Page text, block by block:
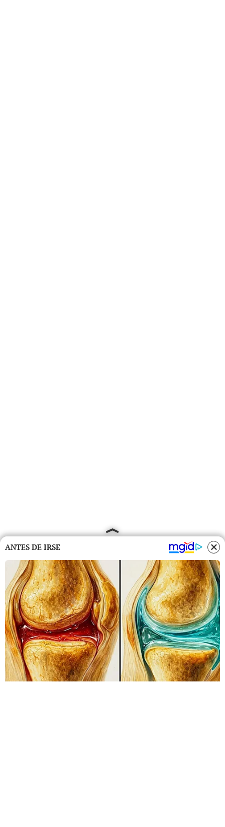
ANTES DE IRSE